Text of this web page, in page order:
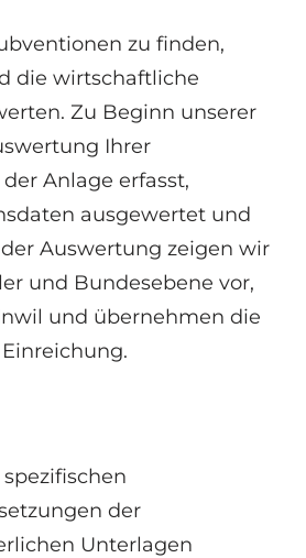
zu finden,
die wirtschaftliche
Zu Beginn unserer
Ihrer
Anlage erfasst,
ausgewertet und
Auswertung zeigen wir
und Bundesebene vor,
und übernehmen die
der
Unterlagen